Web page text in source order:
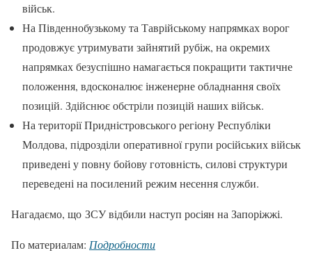
військ.
На Південнобузькому та Таврійському напрямках ворог
продовжує утримувати зайнятий рубіж, на окремих
напрямках безуспішно намагається покращити тактичне
положення, вдосконалює інженерне обладнання своїх
позицій. Здійснює обстріли позицій наших військ.
На території Придністровського регіону Республіки
Молдова, підрозділи оперативної групи російських військ
приведені у повну бойову готовність, силові структури
переведені на посилений режим несення служби.
Нагадаємо, що ЗСУ відбили наступ росіян на Запоріжжі.
По материалам: Подробности